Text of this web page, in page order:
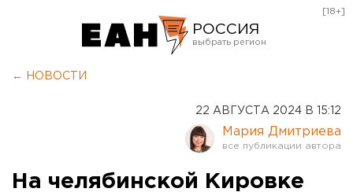
РОССИЯ
Курган
Оренбург
[18+]
← НОВОСТИ
22 АВГУСТА 2024 В 15:12
Мария Дмитриева
На челябинской Кировке